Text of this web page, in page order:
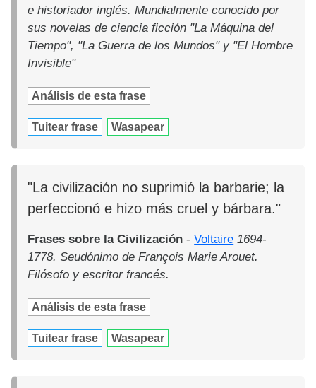
e historiador inglés. Mundialmente conocido por
sus novelas de ciencia ficción "La Máquina del
Tiempo", "La Guerra de los Mundos" y "El Hombre
Invisible"
Análisis de esta frase
Tuitear frase Wasapear
"La civilización no suprimió la barbarie; la
perfeccionó e hizo más cruel y bárbara."
Frases sobre la Civilización -Voltaire 1694-
1778. Seudónimo de François Marie Arouet.
Filósofo y escritor francés.
Análisis de esta frase
Tuitear frase Wasapear